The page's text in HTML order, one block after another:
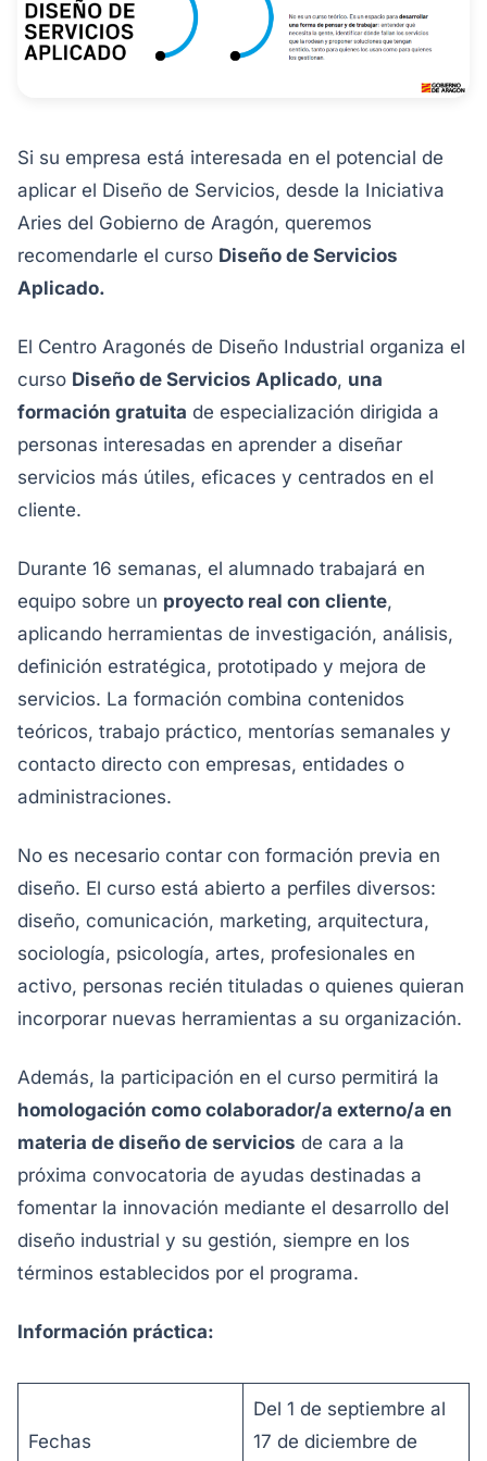
Si su empresa está interesada en el potencial de
aplicar el Diseño de Servicios, desde la Iniciativa
Aries del Gobierno de Aragón, queremos
recomendarle el curso Diseño de Servicios
Aplicado.
El Centro Aragonés de Diseño Industrial organiza el
curso Diseño de Servicios Aplicado, una
formación gratuita de especialización dirigida a
personas interesadas en aprender a diseñar
servicios más útiles, eficaces y centrados en el
cliente.
Durante 16 semanas, el alumnado trabajará en
equipo sobre un proyecto real con cliente,
aplicando herramientas de investigación, análisis,
definición estratégica, prototipado y mejora de
servicios. La formación combina contenidos
teóricos, trabajo práctico, mentorías semanales y
contacto directo con empresas, entidades o
administraciones.
No es necesario contar con formación previa en
diseño. El curso está abierto a perfiles diversos:
diseño, comunicación, marketing, arquitectura,
sociología, psicología, artes, profesionales en
activo, personas recién tituladas o quienes quieran
incorporar nuevas herramientas a su organización.
Además, la participación en el curso permitirá la
homologación como colaborador/a externo/a en
materia de diseño de servicios de cara a la
próxima convocatoria de ayudas destinadas a
fomentar la innovación mediante el desarrollo del
diseño industrial y su gestión, siempre en los
términos establecidos por el programa.
Información práctica:
Fechas
Del 1 de septiembre al
17 de diciembre de